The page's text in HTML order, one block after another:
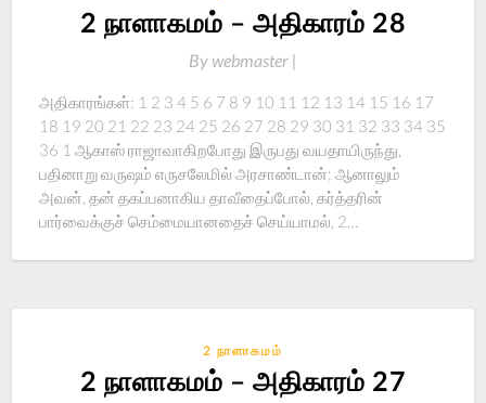
2 நாளாகமம் – அதிகாரம் 28
By webmaster |
அதிகாரங்கள்: 1 2 3 4 5 6 7 8 9 10 11 12 13 14 15 16 17
18 19 20 21 22 23 24 25 26 27 28 29 30 31 32 33 34 35
36 1 ஆகாஸ் ராஜாவாகிறபோது இருபது வயதாயிருந்து,
பதினாறு வருஷம் எருசலேமில் அரசாண்டான்; ஆனாலும்
அவன், தன் தகப்பனாகிய தாவீதைப்போல், கர்த்தரின்
பார்வைக்குச் செம்மையானதைச் செய்யாமல், 2…
2 நாளாகமம்
2 நாளாகமம் – அதிகாரம் 27